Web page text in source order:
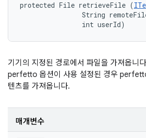
protected File retrieveFile (
String
                int userId)
기기의 지정된 경로에서 파일을 가져옵니
perfetto 옵션이 사용 설정된 경우
텐츠를 가져옵니다.
매개변수